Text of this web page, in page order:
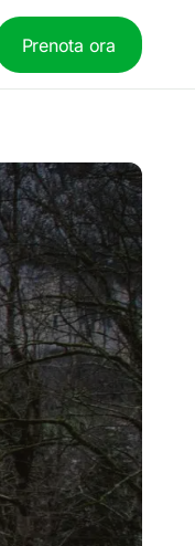
Prenota ora